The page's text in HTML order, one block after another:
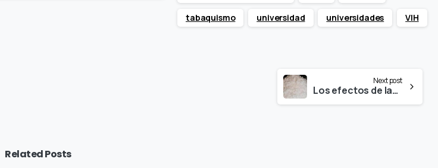
tabaquismo universidad universidades VIH
Next post
Los efectos de las 10 drogas más controvertidas
Related Posts